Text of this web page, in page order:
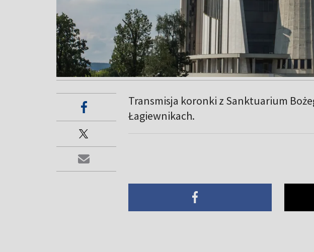
Transmisja koronki z Sanktuarium
Łagiewnikach.